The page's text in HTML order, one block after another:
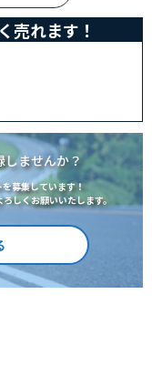
売れます！
しませんか？
募集しています！
しくお願いいたします。